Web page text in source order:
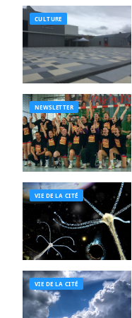
CULTURE
NEWSLETTER
VIE DE LA CITÉ
VIE DE LA CITÉ